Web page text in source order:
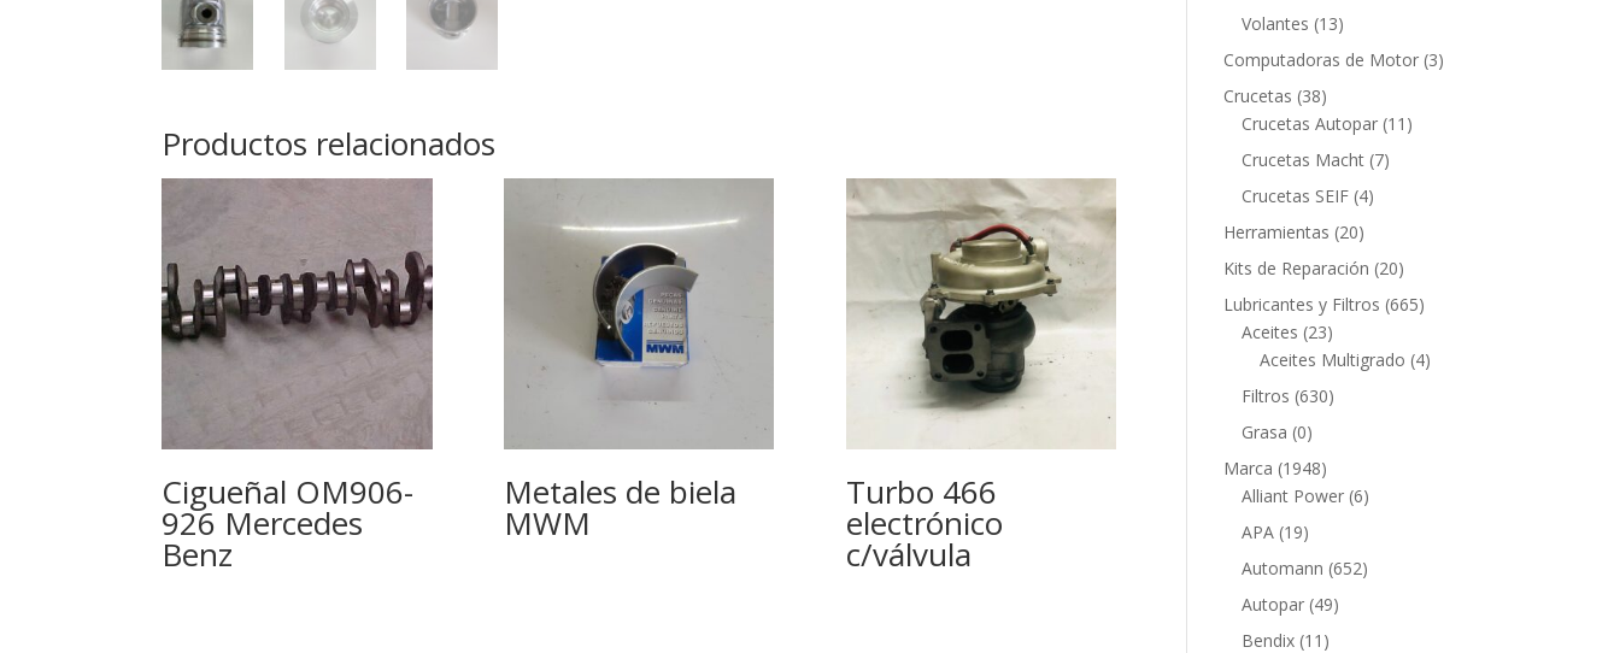
Productos relacionados
Cigueñal OM906-
926 Mercedes
Benz
Metales de biela
MWM
Turbo 466
electrónico
c/válvula
productos
Volantes 1313
productos
Computadoras de Motor 33
Crucetas 3838
productos
Crucetas Autopar 11 11
Crucetas Macht 77
Crucetas SEIF 44
Herramientas 2020
productos
Kits de Reparación 2020
productos
Lubricantes y Filtros 665665
Aceites 2323
productos
Aceites Multigrado 44
Filtros 630630
Grasa 00
productos
Marca 19481948
productos
Alliant Power 66
APA 1919
productos
Automann 652652
Autopar 4949
Bendix 11 11